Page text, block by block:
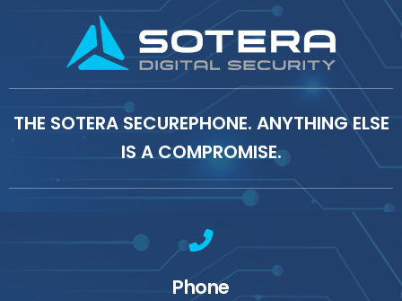
THE SOTERA SECUREPHONE. ANYTHING ELSE
IS A COMPROMISE.
Phone